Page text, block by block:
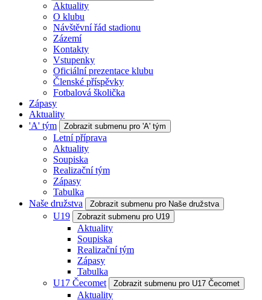
Aktuality
O klubu
Návštěvní řád stadionu
Zázemí
Kontakty
Vstupenky
Oficiální prezentace klubu
Členské příspěvky
Fotbalová školička
Zápasy
Aktuality
'A' tým
Zobrazit submenu pro 'A' tým
Letní příprava
Aktuality
Soupiska
Realizační tým
Zápasy
Tabulka
Naše družstva
Zobrazit submenu pro Naše družstva
U19 Zobrazit submenu pro U19
Aktuality
Soupiska
Realizační tým
Zápasy
Tabulka
U17 Čecomet
Zobrazit submenu pro U17 Čecomet
Aktuality